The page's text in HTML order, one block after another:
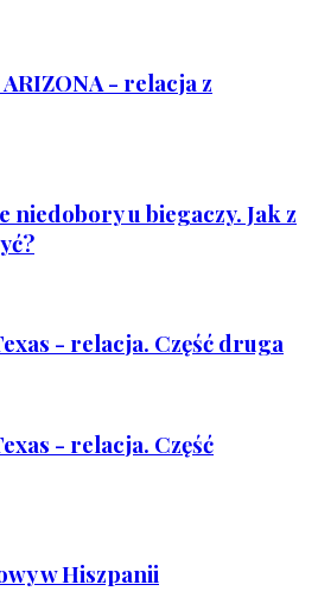
- relacja z
niedobory u biegaczy. Jak z
- relacja. Część druga
- relacja. Część
w Hiszpanii